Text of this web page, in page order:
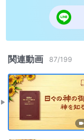
関連動画 87/199